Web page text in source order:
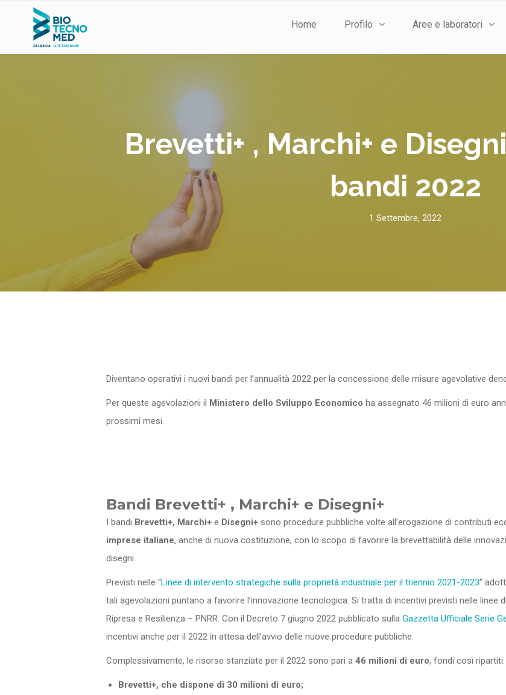
Home Profilo Aree e laboratori
Brevetti+ , Marchi+ e
bandi 2022
1 Settembre, 2022
Diventano operativi i nuovi bandi per l’annualità 2022 per la concessione delle misure agevolative
Per queste agevolazioni il Ministero dello Sviluppo Economico ha assegnato 46 milioni di euro
prossimi mesi.
Bandi Brevetti+ , Marchi+ e Disegni+
I bandi Brevetti+, Marchi+e Disegni+ sono procedure pubbliche volte all’erogazione di contributi
imprese italiane, anche di nuova costituzione, con lo scopo di favorire la brevettabilità delle
disegni.
Previsti nelle “Linee di intervento strategiche sulla proprietà industriale per il triennio 2021-2023”
tali agevolazioni puntano a favorire l’innovazione tecnologica. Si tratta di incentivi previsti nelle linee
Ripresa e Resilienza – PNRR. Con il Decreto 7 giugno 2022 pubblicato sulla Gazzetta Ufficiale Serie
incentivi anche per il 2022 in attesa dell’avvio delle nuove procedure pubbliche.
Complessivamente, le risorse stanziate per il 2022 sono pari a 46 milioni di euro, fondi così ripartiti:
Brevetti+, che dispone di 30 milioni di euro;